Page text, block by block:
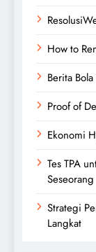
How to
Berita
Proof of
Ekonomi
Tes TPA
Seseorang
Strategi
Langkat